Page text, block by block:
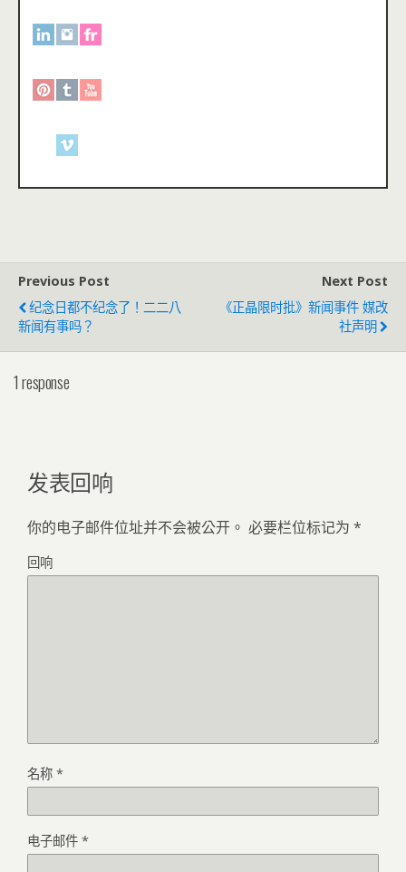
Previous Post
纪念日都不纪念了！二二八
新闻有事吗？
Next Post
《正晶限时批》新闻事件 媒改
社声明
1 response
发表回响
你的电子邮件位址并不会被公开。 必要栏位标记为 *
回响
名称 *
电子邮件 *